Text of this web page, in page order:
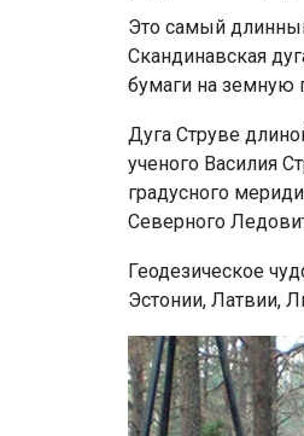
Это самый
Скандинавская
бумаги на земную
Дуга Струве
ученого Василия
градусного
Северного
Геодезическое
Эстонии, Латвии,